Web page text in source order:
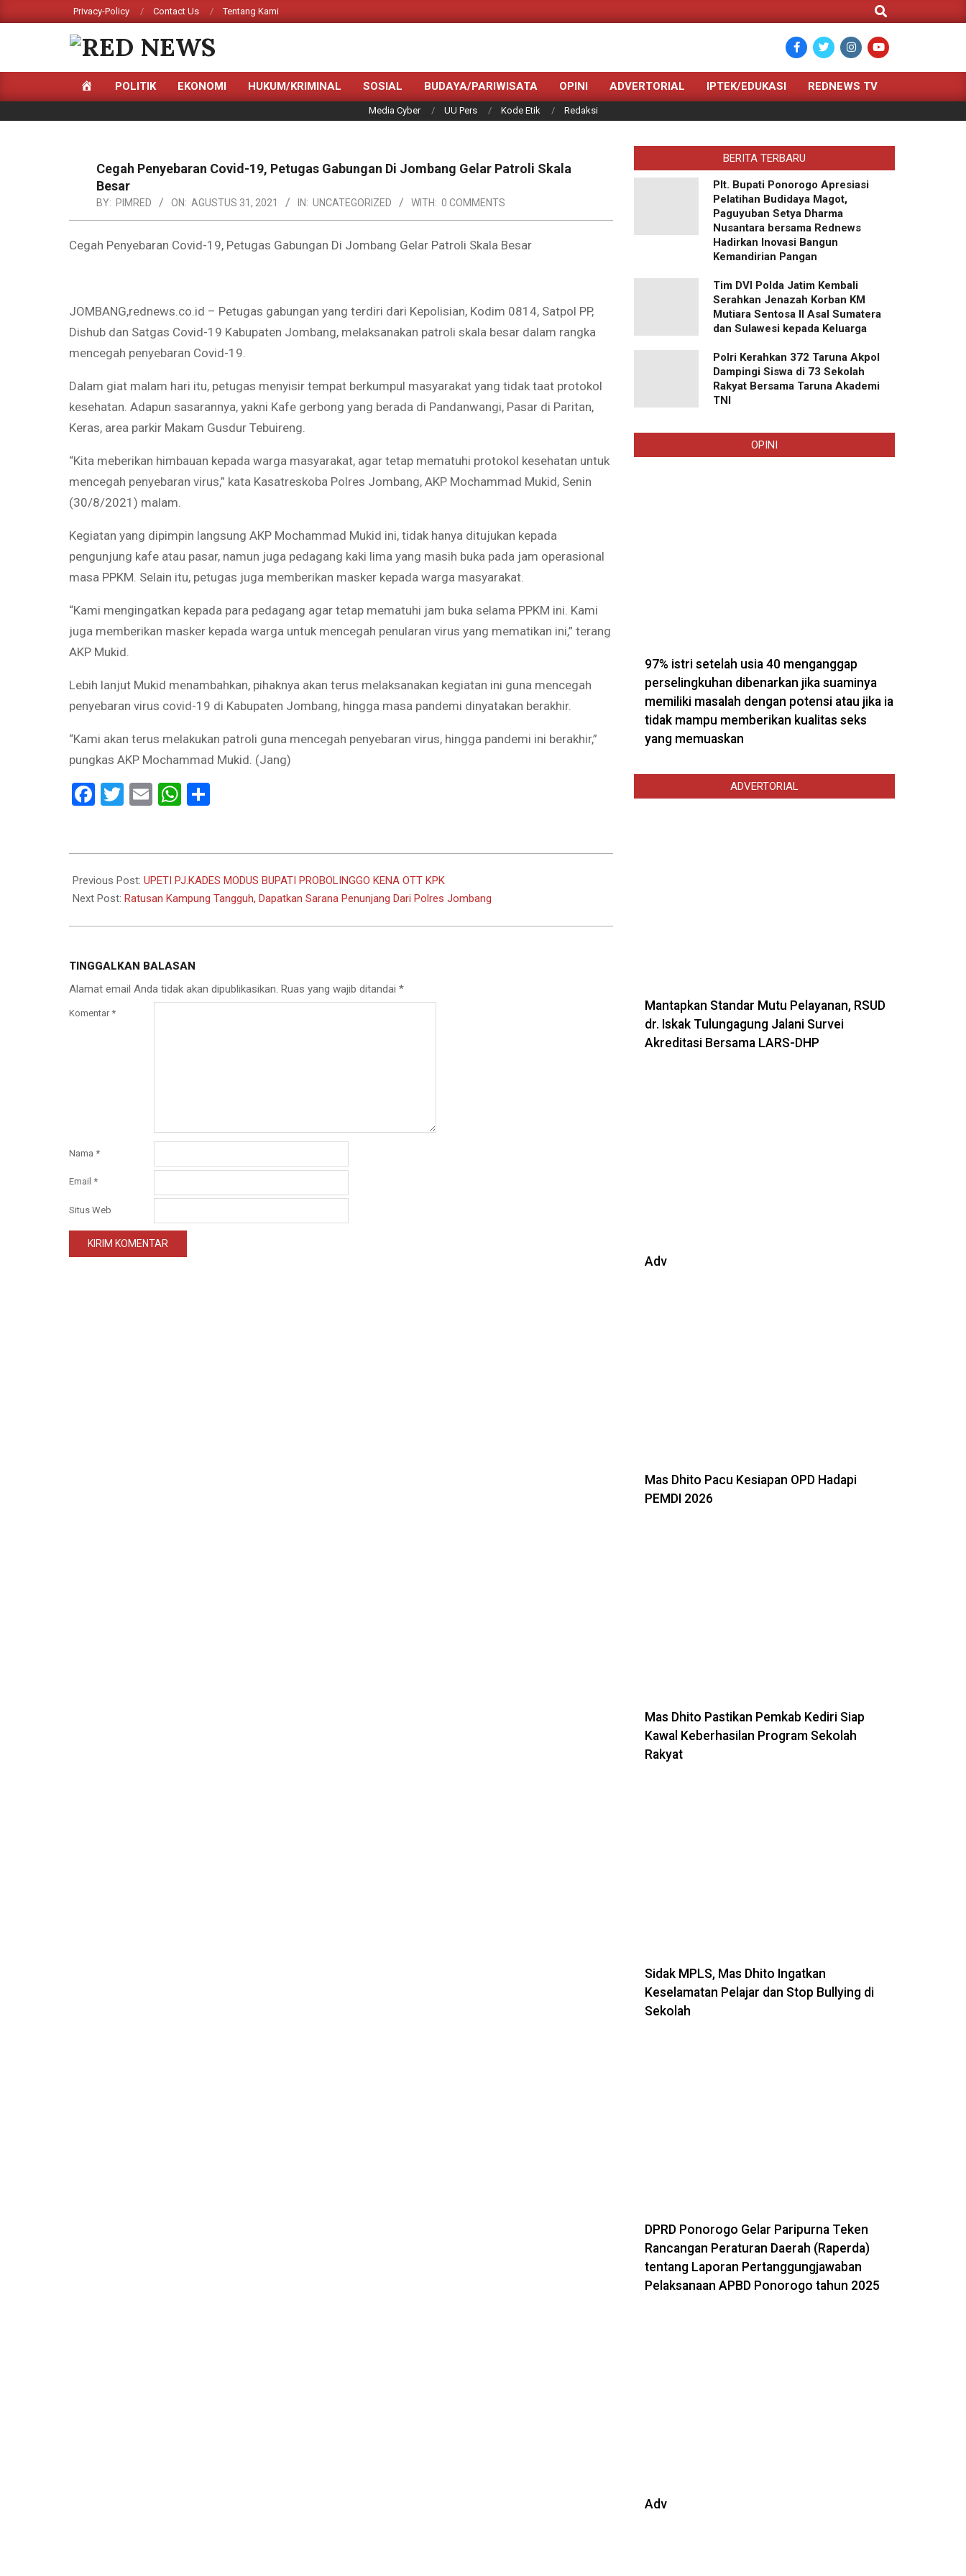
to
Privacy-Policy Contact Us Tentang Kami
Search
RED
NEWS
Primary
HOMEPOLITIK EKONOMI HUKUM/KRIMINAL SOSIAL BUDAYA/PARIWISATA OPINI ADVERTORIAL IPTEK/EDUKASI REDNEWS TV
Media Cyber UU Pers Kode Etik Redaksi
Cegah Penyebaran Covid-19, Petugas Gabungan Di Jombang Gelar Patroli Skala
Besar
BY: PIMRED ON: AGUSTUS 31, 2021 IN: UNCATEGORIZED WITH: 0 COMMENTS
Cegah Penyebaran Covid-19, Petugas Gabungan Di Jombang Gelar Patroli Skala Besar
JOMBANG,rednews.co.id – Petugas gabungan yang terdiri dari Kepolisian, Kodim 0814, Satpol PP,
Dishub dan Satgas Covid-19 Kabupaten Jombang, melaksanakan patroli skala besar dalam rangka
mencegah penyebaran Covid-19.
Dalam giat malam hari itu, petugas menyisir tempat berkumpul masyarakat yang tidak taat protokol
kesehatan. Adapun sasarannya, yakni Kafe gerbong yang berada di Pandanwangi, Pasar di Paritan,
Keras, area parkir Makam Gusdur Tebuireng.
“Kita meberikan himbauan kepada warga masyarakat, agar tetap mematuhi protokol kesehatan untuk
mencegah penyebaran virus,” kata Kasatreskoba Polres Jombang, AKP Mochammad Mukid, Senin
(30/8/2021) malam.
Kegiatan yang dipimpin langsung AKP Mochammad Mukid ini, tidak hanya ditujukan kepada
pengunjung kafe atau pasar, namun juga pedagang kaki lima yang masih buka pada jam operasional
masa PPKM. Selain itu, petugas juga memberikan masker kepada warga masyarakat.
“Kami mengingatkan kepada para pedagang agar tetap mematuhi jam buka selama PPKM ini. Kami
juga memberikan masker kepada warga untuk mencegah penularan virus yang mematikan ini,” terang
AKP Mukid.
Lebih lanjut Mukid menambahkan, pihaknya akan terus melaksanakan kegiatan ini guna mencegah
penyebaran virus covid-19 di Kabupaten Jombang, hingga masa pandemi dinyatakan berakhir.
“Kami akan terus melakukan patroli guna mencegah penyebaran virus, hingga pandemi ini berakhir,”
pungkas AKP Mochammad Mukid. (Jang)
Facebook
Twitter
EmailWhatsApp
08-
31
Previous Post:UPETI PJ.KADES MODUS BUPATI PROBOLINGGO KENA OTT KPK
Next Post: Ratusan Kampung Tangguh, Dapatkan Sarana Penunjang Dari Polres Jombang
TINGGALKAN BALASAN
Alamat email Anda tidak akan dipublikasikan. Ruas yang wajib ditandai*
Komentar *
Nama *
Email *
Situs Web
BERITA TERBARU
Plt. Bupati Ponorogo Apresiasi
Pelatihan Budidaya Magot,
Paguyuban Setya Dharma
Nusantara bersama Rednews
Hadirkan Inovasi Bangun
Kemandirian Pangan
Tim DVI Polda Jatim Kembali
Serahkan Jenazah Korban KM
Mutiara Sentosa II Asal Sumatera
dan Sulawesi kepada Keluarga
Polri Kerahkan 372 Taruna Akpol
Dampingi Siswa di 73 Sekolah
Rakyat Bersama Taruna Akademi
TNI
OPINI
97% istri setelah usia 40 menganggap
perselingkuhan dibenarkan jika suaminya
memiliki masalah dengan potensi atau jika ia
tidak mampu memberikan kualitas seks
yang memuaskan
ADVERTORIAL
Mantapkan Standar Mutu Pelayanan, RSUD
dr. Iskak Tulungagung Jalani Survei
Akreditasi Bersama LARS-DHP
Adv
Mas Dhito Pacu Kesiapan OPD Hadapi
PEMDI 2026
Mas Dhito Pastikan Pemkab Kediri Siap
Kawal Keberhasilan Program Sekolah
Rakyat
Sidak MPLS, Mas Dhito Ingatkan
Keselamatan Pelajar dan Stop Bullying di
Sekolah
DPRD Ponorogo Gelar Paripurna Teken
Rancangan Peraturan Daerah (Raperda)
tentang Laporan Pertanggungjawaban
Pelaksanaan APBD Ponorogo tahun 2025
Adv